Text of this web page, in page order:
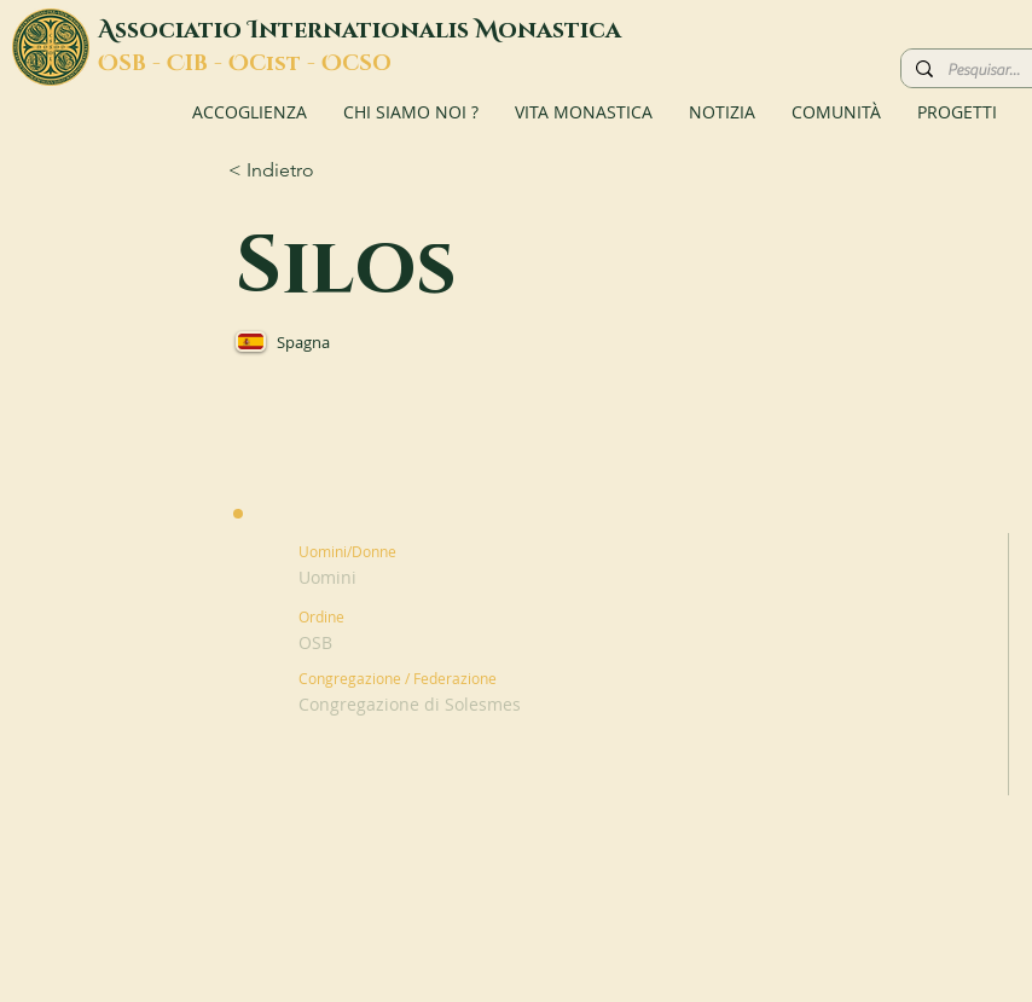
AssociatioInternationalisMonastica
OSB - CIB - OCist - OCSO
ACCOGLIENZA CHI SIAMO NOI ? VITA MONASTICA NOTIZIA COMUNITÀ PROGETTI
< Indietro
Silos
Spagna
Uomini/Donne
Uomini
Ordine
OSB
Congregazione / Federazione
Congregazione di Solesmes